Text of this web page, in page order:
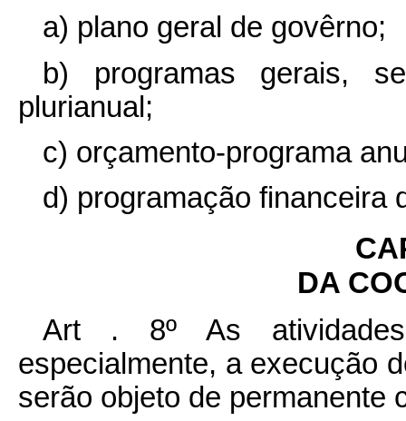
a) plano geral de govêrno;
b) programas gerais,
plurianual;
c) orçamento-programa
d) programação financeira
DA
Art . 8º As
especialmente, a execução
serão objeto de permanente